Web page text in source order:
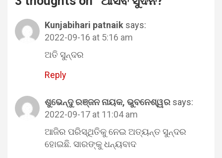
Kunjabihari patnaik says:
2022-09-16 at 5:16 am
ଅତି ସୁନ୍ଦର
Reply
ଶୁଭେନ୍ଦୁ ରଞ୍ଜନ ନାୟକ, ଭୁବନେଶ୍ୱର says:
2022-09-17 at 11:04 am
ଆଜିର ପରିସ୍ଥିତିକୁ ନେଇ ଅତ୍ୟନ୍ତ ସୁନ୍ଦର
ହୋଇଛି. ସାରଙ୍କୁ ଧନ୍ୟବାଦ